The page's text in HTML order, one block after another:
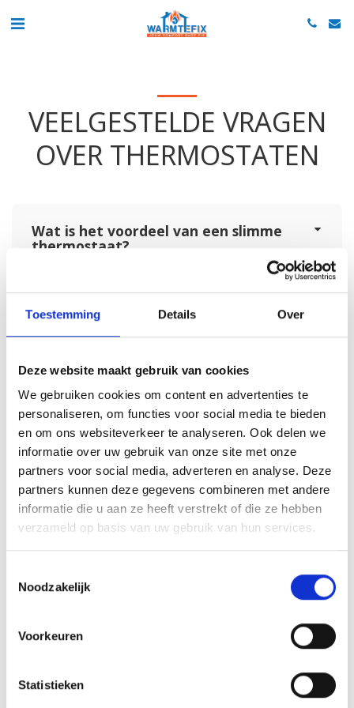
Toestemming Details Over
Deze website maakt gebruik van cookies
We gebruiken cookies om content en advertenties te
personaliseren, om functies voor social media te bieden
en om ons websiteverkeer te analyseren. Ook delen we
informatie over uw gebruik van onze site met onze
partners voor social media, adverteren en analyse. Deze
partners kunnen deze gegevens combineren met andere
informatie die u aan ze heeft verstrekt of die ze hebben
verzameld op basis van uw gebruik van hun services.
Noodzakelijk
Voorkeuren
Statistieken
VEELGESTELDE VRAGEN
OVER THERMOSTATEN
Wat is het voordeel van een slimme
thermostaat?
Kan ik energiekosten besparen met
een slimme thermostaat?
Kan ik een slimme thermostaat zelf
installeren?
Is een slimme thermostaat
compatibel met elke CV-ketel?
Hoeveel kost het om een nieuwe